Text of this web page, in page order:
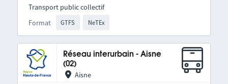
Format GTFS NeTEx
Transport public collectif
Réseau interurbain - Aisne
(02)
Aisne